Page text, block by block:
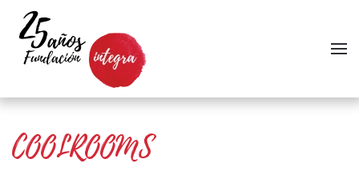
Skip to main content
COOLROOMS